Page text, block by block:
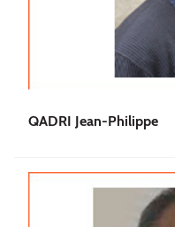
QADRI Jean-Philippe